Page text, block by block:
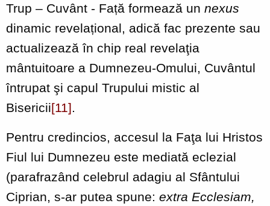
Trup – Cuvânt - Față formează un nexus
dinamic revelațional, adică fac prezente sau
actualizează în chip real revelaţia
mântuitoare a Dumnezeu-Omului, Cuvântul
întrupat şi capul Trupului mistic al
Bisericii[11].
Pentru credincios, accesul la Faţa lui Hristos
Fiul lui Dumnezeu este mediată eclezial
(parafrazând celebrul adagiu al Sfântului
Ciprian, s-ar putea spune: extra Ecclesiam,